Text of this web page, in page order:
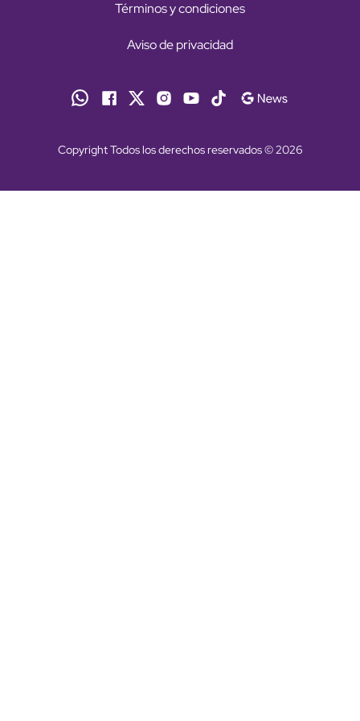
Términos y condiciones
Aviso de privacidad
Copyright Todos los derechos reservados © 2026